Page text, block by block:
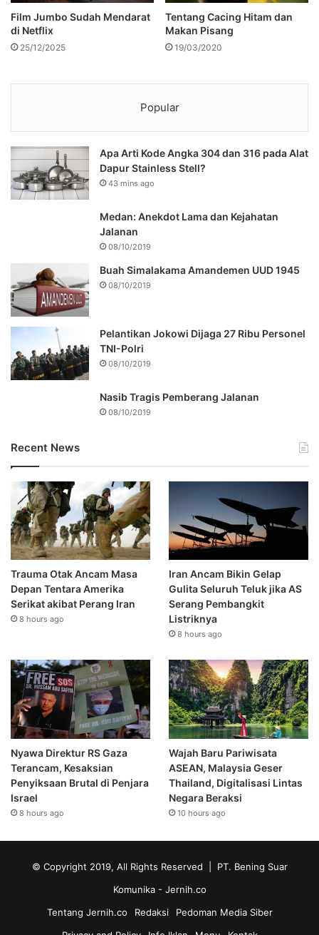
Film Jumbo Sudah Mendarat
di Netflix
25/12/2025
Tentang Cacing Hitam dan
Makan Pisang
19/03/2020
Popular
Apa Arti Kode Angka 304 dan 316 pada Alat
Dapur Stainless Stell?
43 mins ago
Medan: Anekdot Lama dan Kejahatan
Jalanan
08/10/2019
Buah Simalakama Amandemen UUD 1945
08/10/2019
Pelantikan Jokowi Dijaga 27 Ribu Personel
TNI-Polri
08/10/2019
Nasib Tragis Pemberang Jalanan
08/10/2019
Recent News
Trauma Otak Ancam Masa
Depan Tentara Amerika
Serikat akibat Perang Iran
8 hours ago
Iran Ancam Bikin Gelap
Gulita Seluruh Teluk jika AS
Serang Pembangkit
Listriknya
8 hours ago
Nyawa Direktur RS Gaza
Terancam, Kesaksian
Penyiksaan Brutal di Penjara
Israel
8 hours ago
Wajah Baru Pariwisata
ASEAN, Malaysia Geser
Thailand, Digitalisasi Lintas
Negara Beraksi
10 hours ago
© Copyright 2019, All Rights Reserved | PT. Bening Suar
Komunika - Jernih.co
Tentang Jernih.co
Redaksi
Pedoman Media Siber